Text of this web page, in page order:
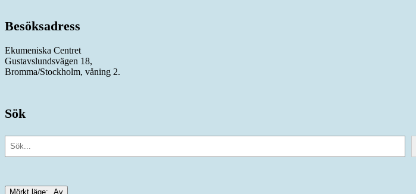
Besöksadress
Ekumeniska Centret
Gustavslundsvägen 18,
Bromma/Stockholm, våning 2.
Sök
Mörkt läge: